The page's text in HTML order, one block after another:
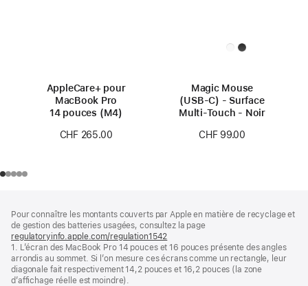
AppleCare+ pour
MacBook Pro
14 pouces (M4)
CHF 265.00
Magic Mouse
(USB‑C) - Surface
Multi-Touch - Noir
CHF 99.00
de
page
de
bas
de
page
Pour connaître les montants couverts par Apple en matière de recyclage et
de gestion des batteries usagées, consultez la page
regulatoryinfo.apple.com/regulation1542
dans
une
nouvelle
1. L’écran des MacBook Pro 14 pouces et 16 pouces présente des angles
arrondis au sommet. Si l’on mesure ces écrans comme un rectangle, leur
diagonale fait respectivement 14,2 pouces et 16,2 pouces (la zone
d’affichage réelle est moindre).